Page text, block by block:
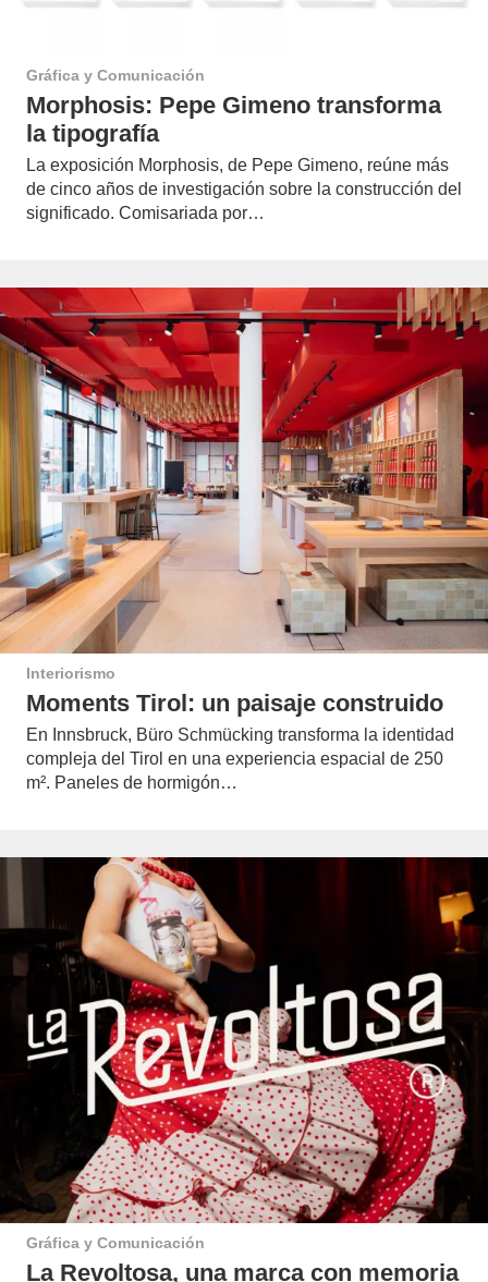
Gráfica y Comunicación
Morphosis: Pepe Gimeno transforma
la tipografía
La exposición Morphosis, de Pepe Gimeno, reúne más
de cinco años de investigación sobre la construcción del
significado. Comisariada por…
Interiorismo
Moments Tirol: un paisaje construido
En Innsbruck, Büro Schmücking transforma la identidad
compleja del Tirol en una experiencia espacial de 250
m². Paneles de hormigón…
Gráfica y Comunicación
La Revoltosa, una marca con memoria